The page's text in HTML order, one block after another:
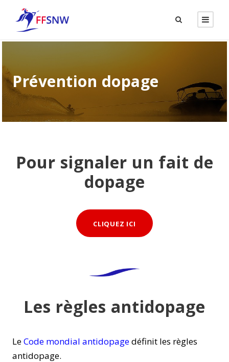
Prévention dopage
Pour signaler un fait de
dopage
CLIQUEZ ICI
Les règles antidopage
LeCode mondial antidopagedéfinit les règles
antidopage.